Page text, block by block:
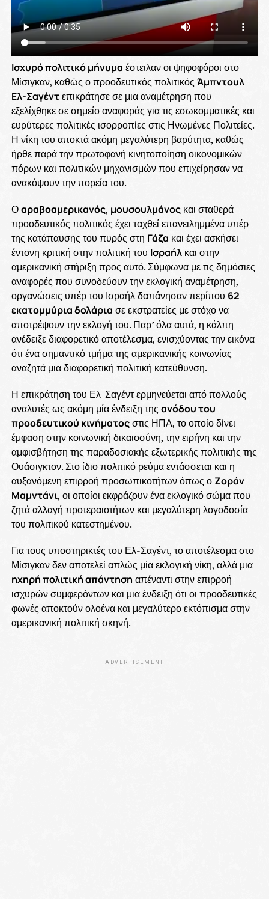
Ισχυρό πολιτικό μήνυμα έστειλαν οι ψηφοφόροι στο
Μίσιγκαν, καθώς ο προοδευτικός πολιτικός Άμπντουλ
Ελ-Σαγέντεπικράτησε σε μια αναμέτρηση που
εξελίχθηκε σε σημείο αναφοράς για τις εσωκομματικές και
ευρύτερες πολιτικές ισορροπίες στις Ηνωμένες Πολιτείες.
Η νίκη του αποκτά ακόμη μεγαλύτερη βαρύτητα, καθώς
ήρθε παρά την πρωτοφανή κινητοποίηση οικονομικών
πόρων και πολιτικών μηχανισμών που επιχείρησαν να
ανακόψουν την πορεία του.
Οαραβοαμερικανός, μουσουλμάνοςκαι σταθερά
προοδευτικός πολιτικός έχει ταχθεί επανειλημμένα υπέρ
της κατάπαυσης του πυρός στη Γάζα και έχει ασκήσει
έντονη κριτική στην πολιτική του Ισραήλκαι στην
αμερικανική στήριξη προς αυτό. Σύμφωνα με τις δημόσιες
αναφορές που συνοδεύουν την εκλογική αναμέτρηση,
οργανώσεις υπέρ του Ισραήλ δαπάνησαν περίπου 62
εκατομμύρια δολάρια σε εκστρατείες με στόχο να
αποτρέψουν την εκλογή του. Παρ’ όλα αυτά, η κάλπη
ανέδειξε διαφορετικό αποτέλεσμα, ενισχύοντας την εικόνα
ότι ένα σημαντικό τμήμα της αμερικανικής κοινωνίας
αναζητά μια διαφορετική πολιτική κατεύθυνση.
Η επικράτηση του Ελ-Σαγέντ ερμηνεύεται από πολλούς
αναλυτές ως ακόμη μία ένδειξη της ανόδου του
προοδευτικού κινήματοςστις ΗΠΑ, το οποίο δίνει
έμφαση στην κοινωνική δικαιοσύνη, την ειρήνη και την
αμφισβήτηση της παραδοσιακής εξωτερικής πολιτικής της
Ουάσιγκτον. Στο ίδιο πολιτικό ρεύμα εντάσσεται και η
αυξανόμενη επιρροή προσωπικοτήτων όπως οΖοράν
Μαμντάνι, οι οποίοι εκφράζουν ένα εκλογικό σώμα που
ζητά αλλαγή προτεραιοτήτων και μεγαλύτερη λογοδοσία
του πολιτικού κατεστημένου.
Για τους υποστηρικτές του Ελ-Σαγέντ, το αποτέλεσμα στο
Μίσιγκαν δεν αποτελεί απλώς μία εκλογική νίκη, αλλά μια
ηχηρή πολιτική απάντηση απέναντι στην επιρροή
ισχυρών συμφερόντων και μια ένδειξη ότι οι προοδευτικές
φωνές αποκτούν ολοένα και μεγαλύτερο εκτόπισμα στην
αμερικανική πολιτική σκηνή.
ADVERTISEMENT